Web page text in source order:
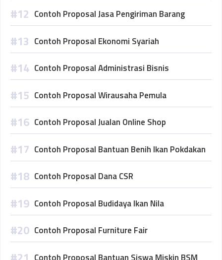
Contoh Proposal Jasa Pengiriman Barang
Contoh Proposal Ekonomi Syariah
Contoh Proposal Administrasi Bisnis
Contoh Proposal Wirausaha Pemula
Contoh Proposal Jualan Online Shop
Contoh Proposal Bantuan Benih Ikan Pokdakan
Contoh Proposal Dana CSR
Contoh Proposal Budidaya Ikan Nila
Contoh Proposal Furniture Fair
Contoh Proposal Bantuan Siswa Miskin BSM